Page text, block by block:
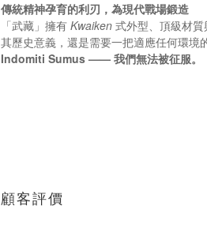
傳統精神孕育的利刃，為現代戰場鍛造
「武藏」擁有 Kwaiken 式外型、頂級材
其歷史意義，還是需要一把適應任何環境
Indomiti Sumus —— 我們無法被征服。
顧客評價